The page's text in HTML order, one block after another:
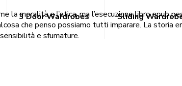
3 Door Wardrobes Sliding
moralità e l’etica, ma l’esecuzione libro epub
che penso possiamo tutti imparare. La storia
e sfumature.